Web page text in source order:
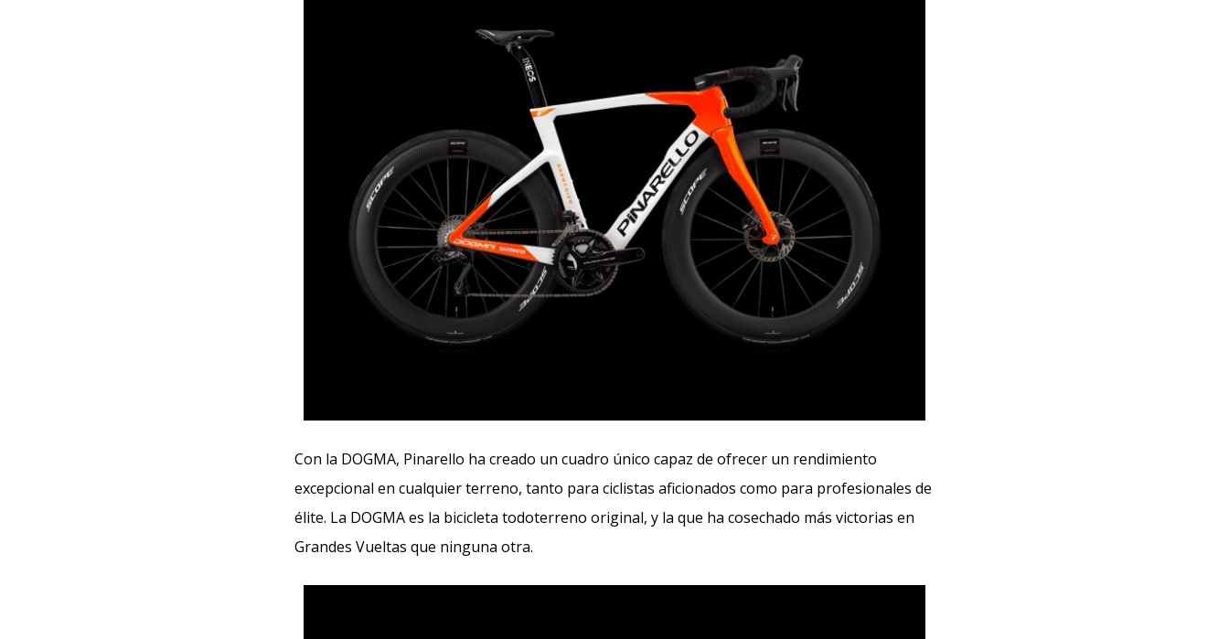
Con la DOGMA, Pinarello ha creado un cuadro único capaz de ofrecer un rendimiento
excepcional en cualquier terreno, tanto para ciclistas aficionados como para profesionales de
élite. La DOGMA es la bicicleta todoterreno original, y la que ha cosechado más victorias en
Grandes Vueltas que ninguna otra.